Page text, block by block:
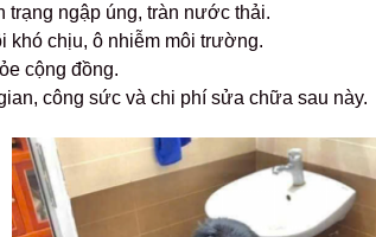
trạng ngập úng, tràn nước thải.
khó chịu, ô nhiễm môi trường.
cộng đồng.
công sức và chi phí sửa chữa sau này.